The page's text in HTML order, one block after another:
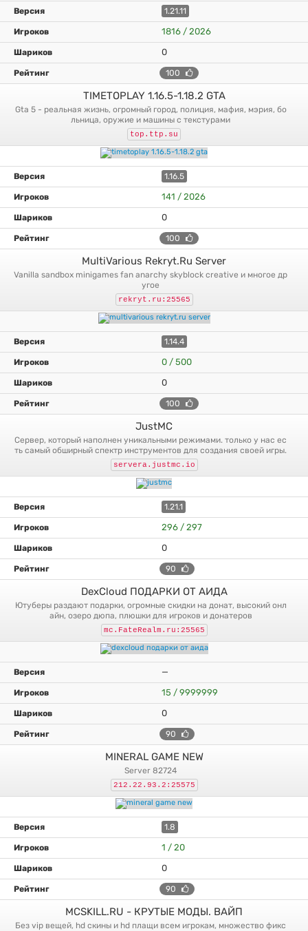
1.21.11
1816 / 2026
0
100
TIMETOPLAY 1.16.5-1.18.2 GTA
gta 5 - реальная жизнь, огромный город, полиция, мафия, мэрия, бо
льница, оружие и машины с текстурами
top.ttp.su
1.16.5
141 / 2026
0
100
MultiVarious Rekryt.Ru Server
vanilla sandbox minigames fan anarchy skyblock creative и многое др
угое
rekryt.ru:25565
1.14.4
0 / 500
0
100
JustMC
сервер, который наполнен уникальными режимами. только у нас ес
ть самый обширный спектр инструментов для создания своей игры.
servera.justmc.io
1.21.1
296 / 297
0
90
DexCloud ПОДАРКИ ОТ АИДА
ютуберы раздают подарки, огромные скидки на донат, высокий онл
айн, озеро дюпа, плюшки для игроков и донатеров
mc.FateRealm.ru:25565
—
15 / 9999999
0
90
MINERAL GAME NEW
server 82724
212.22.93.2:25575
1.8
1 / 20
0
90
MCSKILL.RU - КРУТЫЕ МОДЫ. ВАЙП
без vip вещей, hd скины и hd плащи всем игрокам, множество фикс